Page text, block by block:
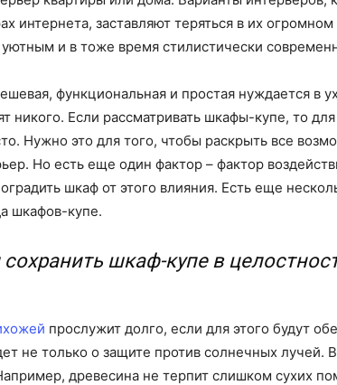
интернета, заставляют теряться в их
и в тоже время стилистически
функциональная и простая нуждается в
никого. Если рассматривать шкафы-купе, то
Нужно это для того, чтобы раскрыть все
Но есть еще один фактор – фактор
шкаф от этого влияния. Есть еще
шкафов-купе.
шкаф-купе в
прослужит долго, если для этого будут
не только о защите против солнечных лучей.
древесина не терпит слишком сухих